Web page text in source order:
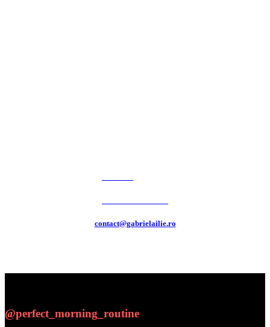
contact@gabrielailie.ro
@perfect_morning_routine